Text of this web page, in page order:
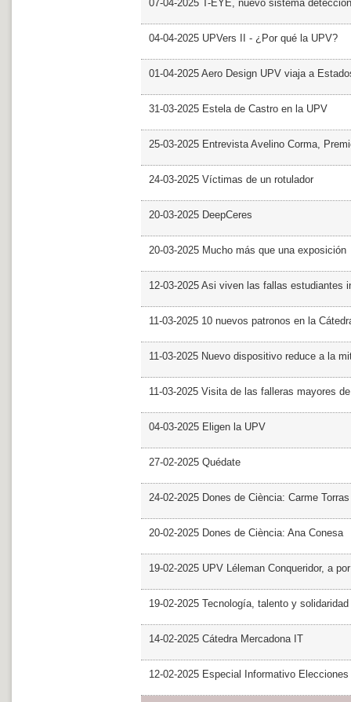
07-04-2025 T-EYE, nuevo sistema
04-04-2025 UPVers II - ¿Por qué la UPV?
01-04-2025 Aero Design UPV viaja a
31-03-2025 Estela de Castro en la UPV
25-03-2025 Entrevista Avelino Corma,
24-03-2025 Víctimas de un rotulador
20-03-2025 DeepCeres
20-03-2025 Mucho más que una exposición
12-03-2025 Asi viven las fallas estudiantes
11-03-2025 10 nuevos patronos en la
11-03-2025 Nuevo dispositivo reduce a la
11-03-2025 Visita de las falleras mayores
04-03-2025 Eligen la UPV
27-02-2025 Quédate
24-02-2025 Dones de Ciència: Carme Torras
20-02-2025 Dones de Ciència: Ana Conesa
19-02-2025 UPV Léleman Conqueridor, a
19-02-2025 Tecnología, talento y
14-02-2025 Cátedra Mercadona IT
12-02-2025 Especial Informativo Elecciones